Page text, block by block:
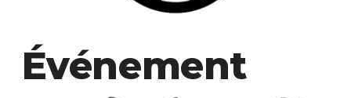
Événement